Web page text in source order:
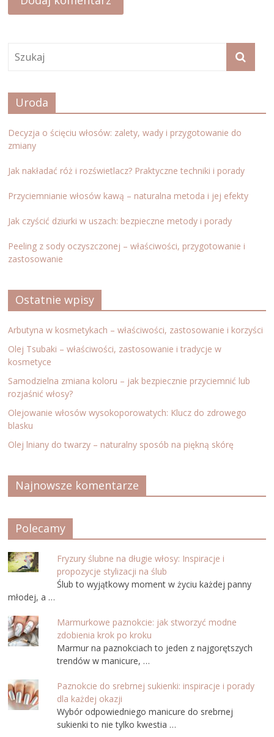
Uroda
Decyzja o ścięciu włosów: zalety, wady i przygotowanie do
zmiany
Jak nakładać róż i rozświetlacz? Praktyczne techniki i porady
Przyciemnianie włosów kawą – naturalna metoda i jej efekty
Jak czyścić dziurki w uszach: bezpieczne metody i porady
Peeling z sody oczyszczonej – właściwości, przygotowanie i
zastosowanie
Ostatnie wpisy
Arbutyna w kosmetykach – właściwości, zastosowanie i korzyści
Olej Tsubaki – właściwości, zastosowanie i tradycje w
kosmetyce
Samodzielna zmiana koloru – jak bezpiecznie przyciemnić lub
rozjaśnić włosy?
Olejowanie włosów wysokoporowatych: Klucz do zdrowego
blasku
Olej lniany do twarzy – naturalny sposób na piękną skórę
Najnowsze komentarze
Polecamy
Fryzury ślubne na długie włosy: Inspiracje i
propozycje stylizacji na ślub
Ślub to wyjątkowy moment w życiu każdej panny
młodej, a …
Marmurkowe paznokcie: jak stworzyć modne
zdobienia krok po kroku
Marmur na paznokciach to jeden z najgorętszych
trendów w manicure, …
Paznokcie do srebrnej sukienki: inspiracje i porady
dla każdej okazji
Wybór odpowiedniego manicure do srebrnej
sukienki to nie tylko kwestia …